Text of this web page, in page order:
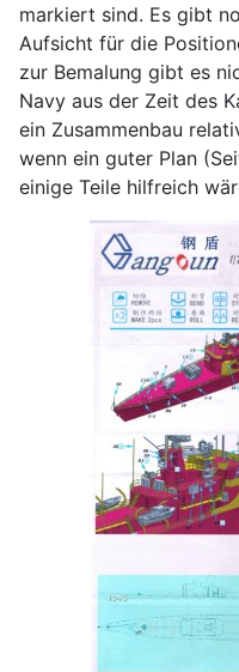
markiert sind. Es gibt
Aufsicht für die
zur Bemalung gibt es
Navy aus der Zeit des
ein Zusammenbau
wenn ein guter Plan
einige Teile hilfreich